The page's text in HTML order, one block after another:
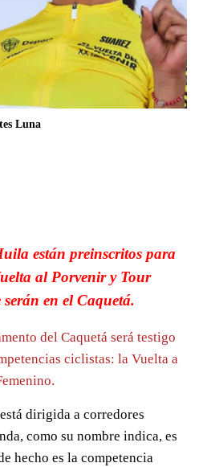
Luna
están preinscritos para
al Porvenir y Tour
en el Caquetá.
del Caquetá será testigo
ciclistas: la Vuelta a
dirigida a corredores
como su nombre indica, es
hecho es la competencia